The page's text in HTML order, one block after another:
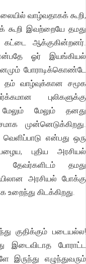
வாழ்வதாகக் கூறி,
கூறி இவற்றையே தமது
கட்டை ஆக்குகின்றனர்.
ஓர் இயங்கியல்
போராடிக்கொண்டே
வாழ்வுக்கான சமூக
புலிகளுக்கு
மேலும் தனது
முன்னெடுக்கிறது.
என்பது ஒரு
புதிய அரசியல்
தேவர்களிடம் தமது
அரசியல் போக்கு
கிடக்கிறது.
குதிக்கும் படையல்ல!
இடைவிடாத போராட்ட
இருந்து எழுந்துவரும்